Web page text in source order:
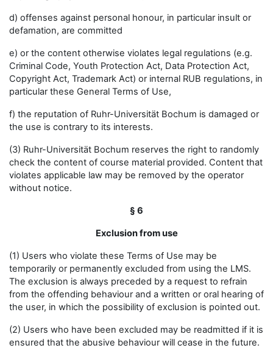
d) offenses against personal honour, in particular insult or
defamation, are committed
e) or the content otherwise violates legal regulations (e.g.
Criminal Code, Youth Protection Act, Data Protection Act,
Copyright Act, Trademark Act) or internal RUB regulations, in
particular these General Terms of Use,
f) the reputation of Ruhr-Universität Bochum is damaged or
the use is contrary to its interests.
(3) Ruhr-Universität Bochum reserves the right to randomly
check the content of course material provided. Content that
violates applicable law may be removed by the operator
without notice.
§ 6
Exclusion from use
(1) Users who violate these Terms of Use may be
temporarily or permanently excluded from using the LMS.
The exclusion is always preceded by a request to refrain
from the offending behaviour and a written or oral hearing of
the user, in which the possibility of exclusion is pointed out.
(2) Users who have been excluded may be readmitted if it is
ensured that the abusive behaviour will cease in the future.